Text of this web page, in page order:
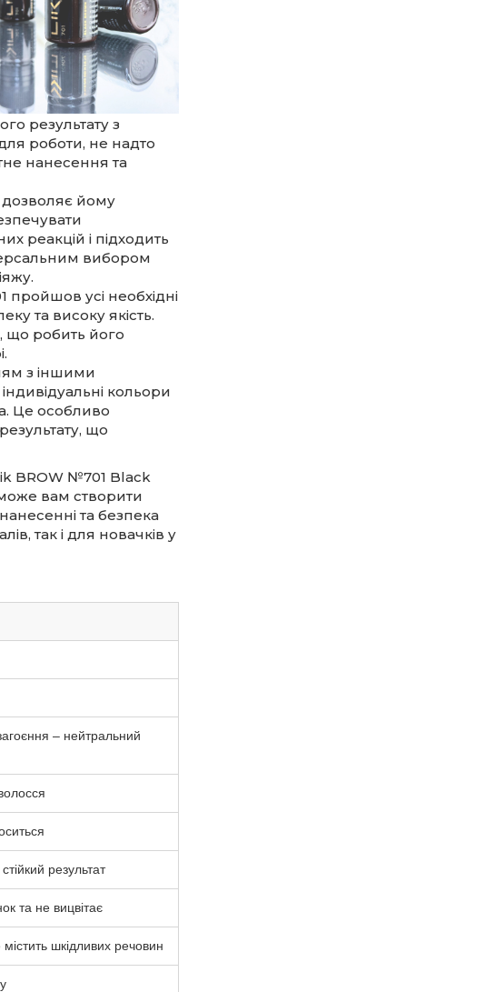
результату з
роботи, не надто
нанесення та
дозволяє йому
реакцій і підходить
вибором
усі необхідні
та високу якість.
що робить його
з іншими
кольори
Це особливо
що
BROW №701 Black
вам створити
та безпека
так і для новачків у
– нейтральний
результат
та не вицвітає
шкідливих речовин